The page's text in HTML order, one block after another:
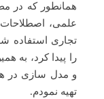
همانطور که در
علمی،
تجاری استفاده
را پیدا کرد، به
و مدل سازی در
تهیه نمودم.